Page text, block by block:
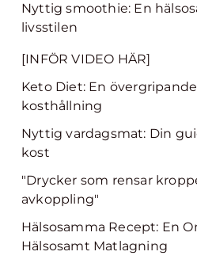
Nyttig smoothie: En
livsstilen
[INFÖR VIDEO HÄR]
Keto Diet: En
kosthållning
Nyttig vardagsmat: Din
kost
"Drycker som rensar
avkoppling"
Hälsosamma Recept: En
Hälsosamt Matlagning